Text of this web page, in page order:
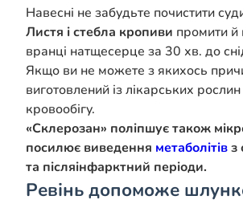
Навесні не забудьте почистити
Листя і стебла кропиви промити й
вранці натщесерце за 30 хв. до
Якщо ви не можете з якихось
виготовлений із лікарських рослин
кровообігу.
«Склерозан» поліпшує також
посилює виведення метаболітівз
та післяінфарктний періоди.
Ревінь допоможе